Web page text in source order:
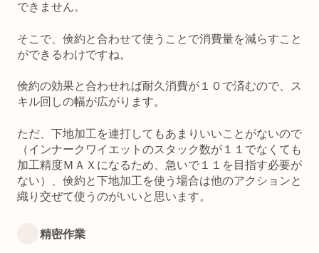
できません。
そこで、倹約と合わせて使うことで消費量を減らすこと
ができるわけですね。
倹約の効果と合わせれば耐久消費が１０で済むので、ス
キル回しの幅が広がります。
ただ、下地加工を連打してもあまりいいことがないので
（インナークワイエットのスタック数が１１でなくても
加工精度ＭＡＸになるため、急いで１１を目指す必要が
ない）、倹約と下地加工を使う場合は他のアクションと
織り交ぜて使うのがいいと思います。
精密作業